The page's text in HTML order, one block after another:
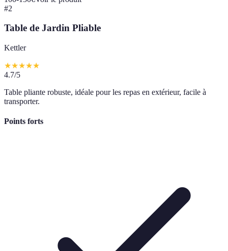
#2
Table de Jardin Pliable
Kettler
★★★★★
4.7/5
Table pliante robuste, idéale pour les repas en extérieur, facile à
transporter.
Points forts